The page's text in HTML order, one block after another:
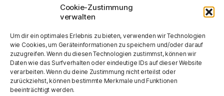
Cookie-Zustimmung
verwalten
Um dir ein optimales Erlebnis zu bieten, verwenden wir Technologien
wie Cookies, um Geräteinformationen zu speichern und/oder darauf
zuzugreifen. Wenn du diesen Technologien zustimmst, können wir
Daten wie das Surfverhalten oder eindeutige IDs auf dieser Website
verarbeiten. Wenn du deine Zustimmung nicht erteilst oder
zurückziehst, können bestimmte Merkmale und Funktionen
beeinträchtigt werden.
Veranstaltung, gewesen
Veranstaltung, künftige
Vorstand alt
Meta
Anmelden